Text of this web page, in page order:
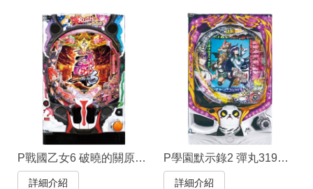
P戰國乙女6 破曉的關原之戰
詳細介紹
P學園默示錄2 彈丸319Ver.
詳細介紹